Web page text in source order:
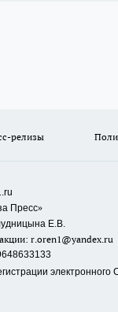
релизы
Пресс»
Е.В.
r.oren1@yandex.ru